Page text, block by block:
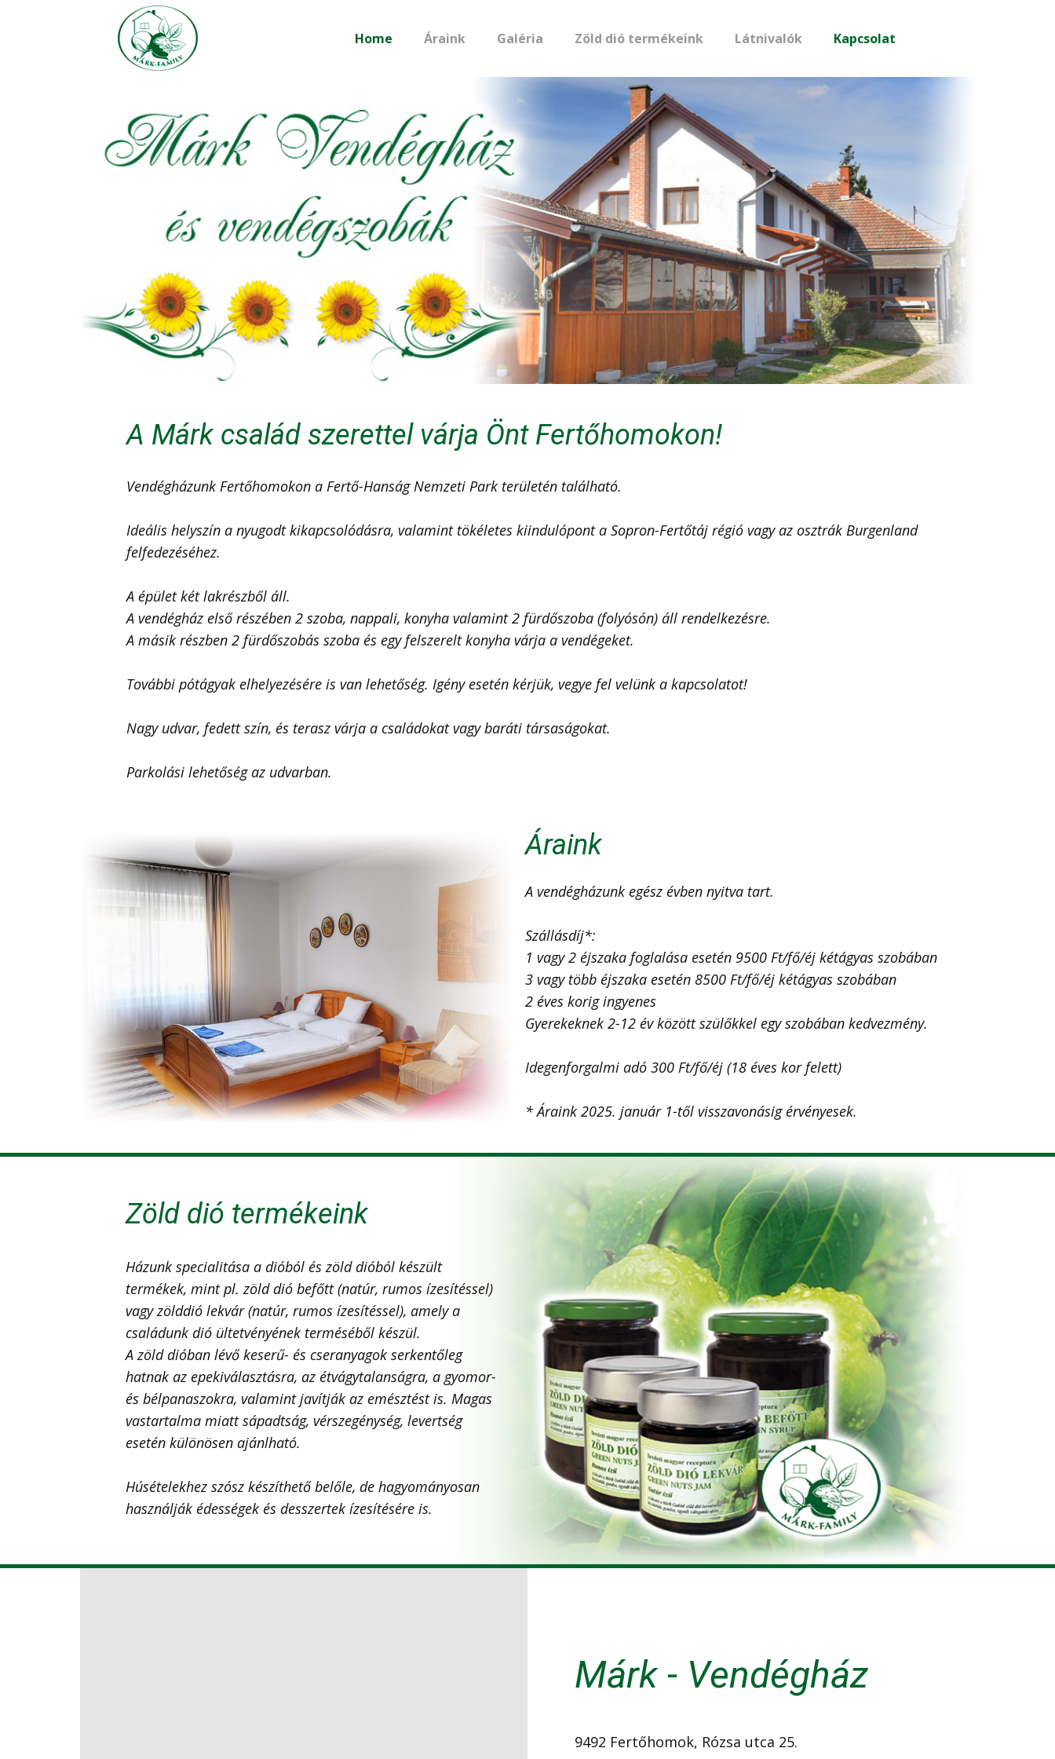
Home Áraink Galéria Zöld dió termékeink Látnivalók Kapcsolat
A Márk család szerettel várja Önt Fertőhomokon!
Vendégházunk Fertőhomokon a Fertő-Hanság Nemzeti Park területén található.
Ideális helyszín a nyugodt kikapcsolódásra, valamint tökéletes kiindulópont a Sopron-Fertőtáj régió vagy az osztrák Burgenland
felfedezéséhez.
A épület két lakrészből áll.
A vendégház első részében 2 szoba, nappali, konyha valamint 2 fürdőszoba (folyósón) áll rendelkezésre.
A másik részben 2 fürdőszobás szoba és egy felszerelt konyha várja a vendégeket.
További pótágyak elhelyezésére is van lehetőség. Igény esetén kérjük, vegye fel velünk a kapcsolatot!
Nagy udvar, fedett szín, és terasz várja a családokat vagy baráti társaságokat.
Parkolási lehetőség az udvarban.
Áraink
A vendégházunk egész évben nyitva tart.
Szállásdíj*:
1 vagy 2 éjszaka foglalása esetén 9500 Ft/fő/éj kétágyas szobában
3 vagy több éjszaka esetén 8500 Ft/fő/éj kétágyas szobában
2 éves korig ingyenes
Gyerekeknek 2-12 év között szülőkkel egy szobában kedvezmény.
Idegenforgalmi adó 300 Ft/fő/éj (18 éves kor felett)
* Áraink 2025. január 1-től visszavonásig érvényesek.
Házunk specialitása a dióból és zöld dióból készült
termékek, mint pl. zöld dió befőtt (natúr, rumos ízesítéssel)
vagy zölddió lekvár (natúr, rumos ízesítéssel), amely a
családunk dió ültetvényének terméséből készül.
A zöld dióban lévő keserű- és cseranyagok serkentőleg
hatnak az epekiválasztásra, az étvágytalanságra, a gyomor-
és bélpanaszokra, valamint javítják az emésztést is. Magas
vastartalma miatt sápadtság, vérszegénység, levertség
esetén különösen ajánlható.
Húsételekhez szósz készíthető belőle, de hagyományosan
használják édességek és desszertek ízesítésére is.
Zöld dió termékeink
Márk - Vendégház
9492 Fertőhomok, Rózsa utca 25.